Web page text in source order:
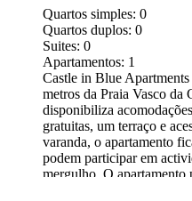
Quartos simples: 0
Quartos duplos: 0
Suites: 0
Apartamentos: 1
Castle in Blue
metros da Praia Vasco da
disponibiliza
gratuitas, um terraço e
varanda, o apartamento
podem participar em
mergulho. O apartamento